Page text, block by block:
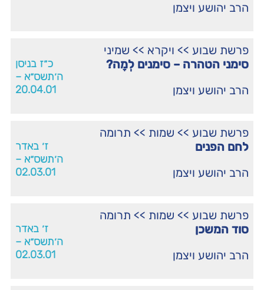
הרב יהושע ויצמן
פרשת שבוע >> ויקרא >> שמיני
סימני הטהרה – סימנים לְמָה?
הרב יהושע ויצמן
כ״ז בניסן
ה׳תשס״א –
20.04.01
פרשת שבוע >> שמות >> תרומה
לחם הפנים
הרב יהושע ויצמן
ז׳ באדר
ה׳תשס״א –
02.03.01
פרשת שבוע >> שמות >> תרומה
סוד המשכן
הרב יהושע ויצמן
ז׳ באדר
ה׳תשס״א –
02.03.01